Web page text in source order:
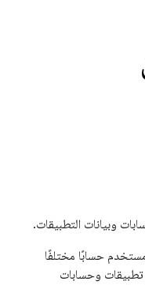
وبيانات التطبيقات.
حسابًا مختلفًا
وحسابات